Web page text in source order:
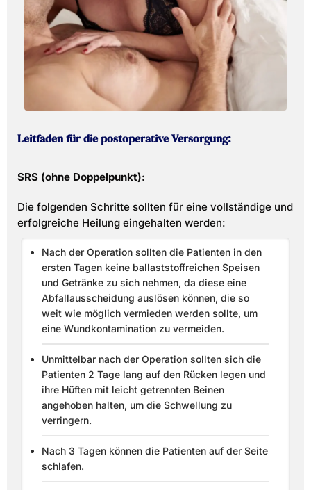
Leitfaden für die postoperative Versorgung:
SRS (ohne Doppelpunkt):
Die folgenden Schritte sollten für eine vollständige und
erfolgreiche Heilung eingehalten werden:
Nach der Operation sollten die Patienten in den
ersten Tagen keine ballaststoffreichen Speisen
und Getränke zu sich nehmen, da diese eine
Abfallausscheidung auslösen können, die so
weit wie möglich vermieden werden sollte, um
eine Wundkontamination zu vermeiden.
Unmittelbar nach der Operation sollten sich die
Patienten 2 Tage lang auf den Rücken legen und
ihre Hüften mit leicht getrennten Beinen
angehoben halten, um die Schwellung zu
verringern.
Nach 3 Tagen können die Patienten auf der Seite
schlafen.